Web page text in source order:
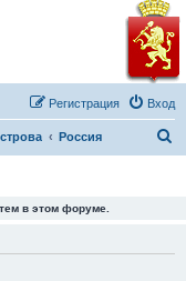
Вход
Регистрация
Россия
в этом форуме.